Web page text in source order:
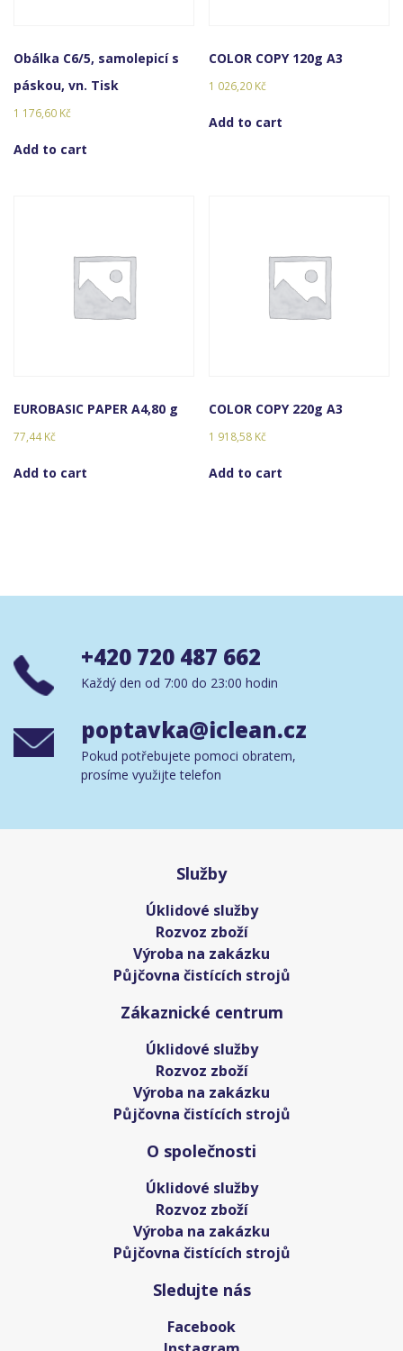
Obálka C6/5, samolepicí s
páskou, vn. Tisk
1 176,60 Kč
Add to cart
COLOR COPY 120g A3
1 026,20 Kč
Add to cart
EUROBASIC PAPER A4,80 g
77,44Kč
Add to cart
COLOR COPY 220g A3
1 918,58 Kč
Add to cart
+420 720 487 662
Každý den od 7:00 do 23:00 hodin
poptavka@iclean.cz
Pokud potřebujete pomoci obratem,
prosíme využijte telefon
Služby
Úklidové služby
Rozvoz zboží
Výroba na zakázku
Půjčovna čistících strojů
Zákaznické centrum
Úklidové služby
Rozvoz zboží
Výroba na zakázku
Půjčovna čistících strojů
O společnosti
Úklidové služby
Rozvoz zboží
Výroba na zakázku
Půjčovna čistících strojů
Sledujte nás
Facebook